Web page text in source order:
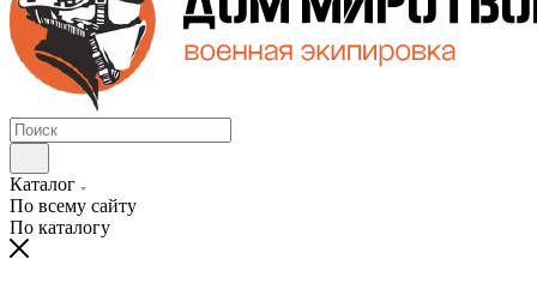
Каталог
По всему сайту
По каталогу